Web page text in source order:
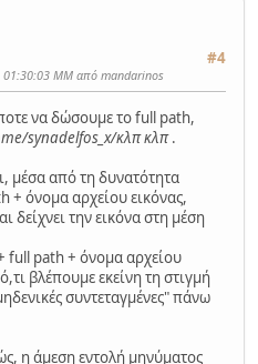
#4
01:30:03 ΜΜ από mandarinos
να δώσουμε το full path,
synadelfos_x/κλπ κλπ.
μέσα από τη δυνατότητα
+ όνομα αρχείου εικόνας,
δείχνει την εικόνα στη μέση
full path + όνομα αρχείου
βλέπουμε εκείνη τη στιγμή
συντεταγμένες" πάνω
η άμεση εντολή μηνύματος